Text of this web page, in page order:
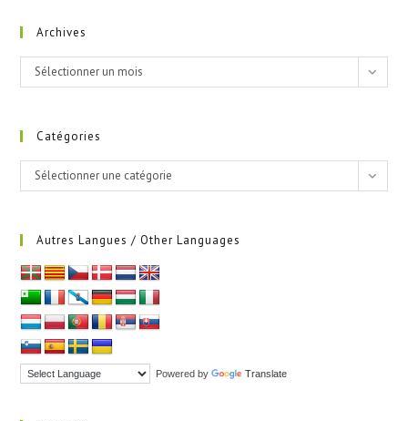
Archives
Archives
Sélectionner un mois
Catégories
Catégories
Sélectionner une catégorie
Autres Langues / Other Languages
Powered by Translate